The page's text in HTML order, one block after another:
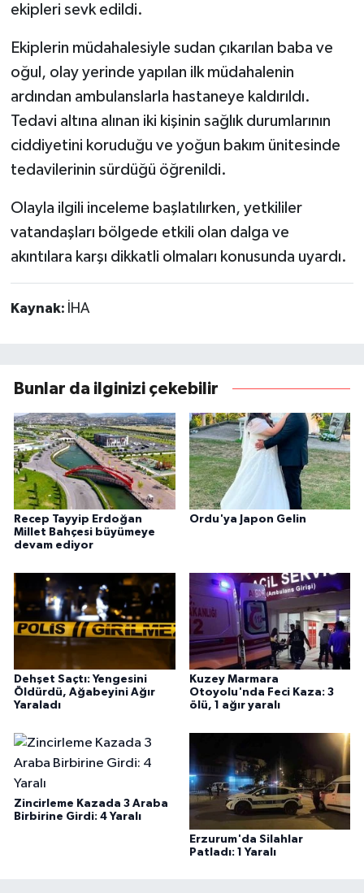
ekipleri sevk edildi.
Ekiplerin müdahalesiyle sudan çıkarılan baba ve
oğul, olay yerinde yapılan ilk müdahalenin
ardından ambulanslarla hastaneye kaldırıldı.
Tedavi altına alınan iki kişinin sağlık durumlarının
ciddiyetini koruduğu ve yoğun bakım ünitesinde
tedavilerinin sürdüğü öğrenildi.
Olayla ilgili inceleme başlatılırken, yetkililer
vatandaşları bölgede etkili olan dalga ve
akıntılara karşı dikkatli olmaları konusunda uyardı.
Kaynak: İHA
Bunlar da ilginizi çekebilir
Recep Tayyip Erdoğan
Millet Bahçesi büyümeye
devam ediyor
Ordu'ya Japon Gelin
Dehşet Saçtı: Yengesini
Öldürdü, Ağabeyini Ağır
Yaraladı
Kuzey Marmara
Otoyolu'nda Feci Kaza: 3
ölü, 1 ağır yaralı
Zincirleme Kazada 3 Araba
Birbirine Girdi: 4 Yaralı
Erzurum'da Silahlar
Patladı: 1 Yaralı